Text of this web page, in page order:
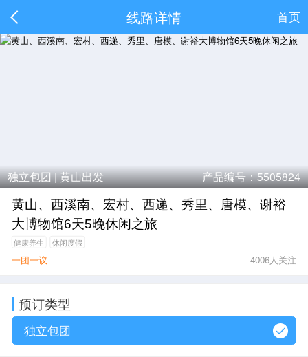
线路详情 首页
独立包团 |黄山出发 产品编号：5505824
黄山、西溪南、宏村、西递、秀里、唐模、谢裕
大博物馆6天5晚休闲之旅
健康养生 休闲度假
一团一议 4006人关注
预订类型
独立包团